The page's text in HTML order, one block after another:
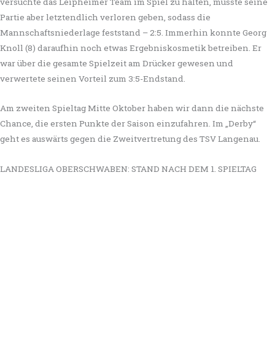
Partie aber letztendlich verloren geben, sodass die
Mannschaftsniederlage feststand – 2:5. Immerhin konnte Georg
Knoll (8) daraufhin noch etwas Ergebniskosmetik betreiben. Er
war über die gesamte Spielzeit am Drücker gewesen und
verwertete seinen Vorteil zum 3:5-Endstand.
Am zweiten Spieltag Mitte Oktober haben wir dann die nächste
Chance, die ersten Punkte der Saison einzufahren. Im „Derby“
geht es auswärts gegen die Zweitvertretung des TSV Langenau.
LANDESLIGA OBERSCHWABEN: STAND NACH DEM 1. SPIELTAG